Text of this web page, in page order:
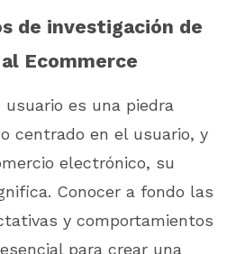
de investigación de
Ecommerce
es una piedra
centrado en el usuario, y
electrónico, su
Conocer a fondo las
y comportamientos
para crear una